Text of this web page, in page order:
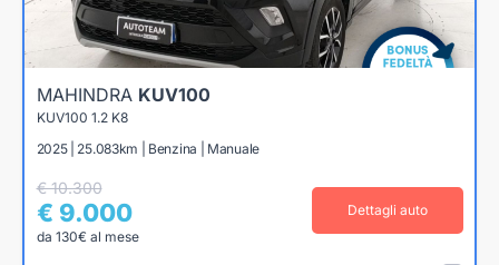
MAHINDRA KUV100
KUV100 1.2 K8
2025 | 25.083km | Benzina | Manuale
€ 10.300
€ 9.000
da 130€ al mese
Dettagli auto